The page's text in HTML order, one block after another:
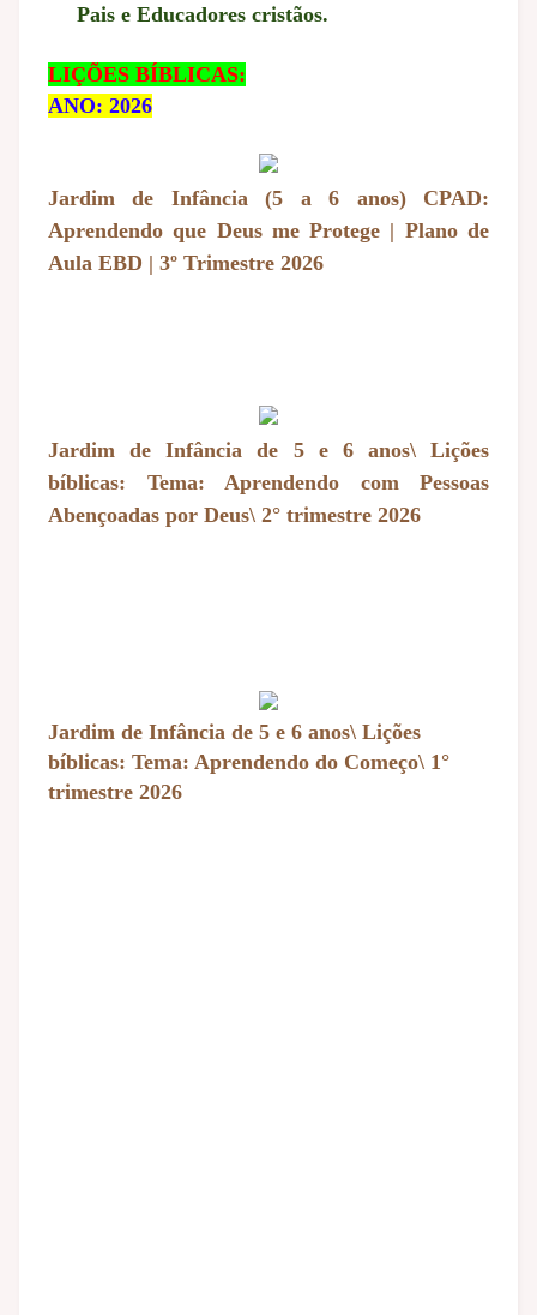
Pais e Educadores cristãos.
LIÇÕES BÍBLICAS:
ANO: 2026
Jardim de Infância (5 a 6 anos) CPAD:
Aprendendo que Deus me Protege | Plano de
Aula EBD | 3º Trimestre 2026
Jardim de Infância de 5 e 6 anos\ Lições
bíblicas: Tema: Aprendendo com Pessoas
Abençoadas por Deus\ 2° trimestre 2026
Jardim de Infância de 5 e 6 anos\ Lições
bíblicas: Tema: Aprendendo do Começo\ 1°
trimestre 2026